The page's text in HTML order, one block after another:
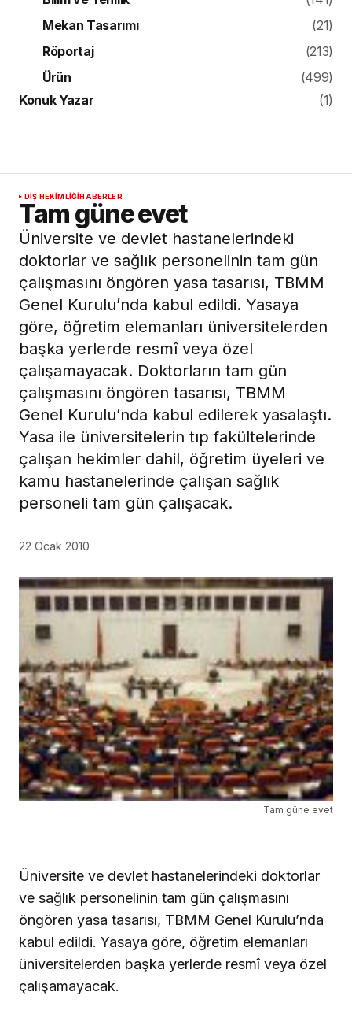
Mekan Tasarımı
(21)
Röportaj
(213)
Ürün
(499)
Konuk Yazar
(1)
DIŞ HEKIMLIĞIHABERLER
Tam güne evet
Üniversite ve devlet hastanelerindeki
doktorlar ve sağlık personelinin tam gün
çalışmasını öngören yasa tasarısı, TBMM
Genel Kurulu’nda kabul edildi. Yasaya
göre, öğretim elemanları üniversitelerden
başka yerlerde resmî veya özel
çalışamayacak. Doktorların tam gün
çalışmasını öngören tasarısı, TBMM
Genel Kurulu’nda kabul edilerek yasalaştı.
Yasa ile üniversitelerin tıp fakültelerinde
çalışan hekimler dahil, öğretim üyeleri ve
kamu hastanelerinde çalışan sağlık
personeli tam gün çalışacak.
22 Ocak 2010
Tam güne evet
Üniversite ve devlet hastanelerindeki doktorlar
ve sağlık personelinin tam gün çalışmasını
öngören yasa tasarısı, TBMM Genel Kurulu’nda
kabul edildi. Yasaya göre, öğretim elemanları
üniversitelerden başka yerlerde resmî veya özel
çalışamayacak.